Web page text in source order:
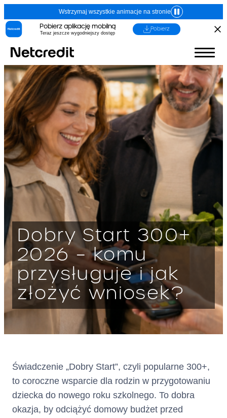
Wstrzymaj wszystkie animacje na stronie
Pobierz aplikację mobilną
Teraz jeszcze wygodniejszy dostęp
Pobierz
Dobry Start 300+
2026 – komu
przysługuje i jak
złożyć wniosek?
Świadczenie „Dobry Start”, czyli popularne 300+,
to coroczne wsparcie dla rodzin w przygotowaniu
dziecka do nowego roku szkolnego. To dobra
okazja, by odciążyć domowy budżet przed